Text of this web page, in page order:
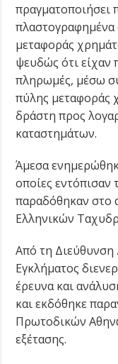
πραγματοποιήσει
πλαστογραφημένα
μεταφοράς
ψευδώς ότι είχαν
πληρωμές, μέσω
πύλης μεταφοράς
δράστη προς
καταστημάτων.
Άμεσα
οποίες εντόπισαν
παραδόθηκαν στο
Ελληνικών
Από τη Διεύθυνση
Εγκλήματος
έρευνα και
και εκδόθηκε
Πρωτοδικών
εξέτασης.